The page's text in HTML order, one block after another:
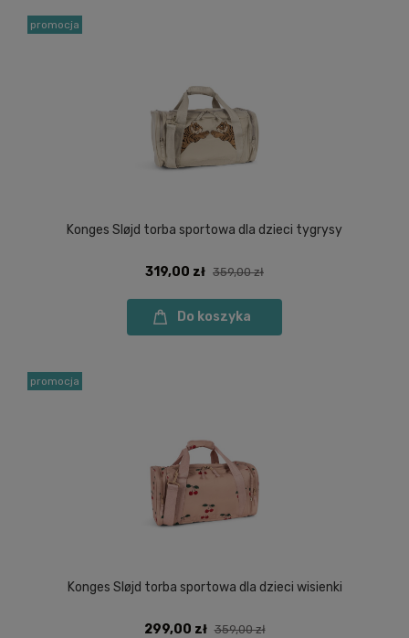
Konges Sløjd torba sportowa dla dzieci tygrysy
319,00 zł 359,00 zł
Do koszyka
promocja
Konges Sløjd torba sportowa dla dzieci wisienki
299,00 zł 359,00 zł
promocja